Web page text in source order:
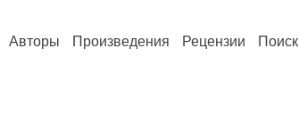
Авторы Произведения Рецензии Поиск